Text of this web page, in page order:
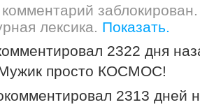
лексика. Показать.
2322 дня
просто КОСМОС!
2313 дней